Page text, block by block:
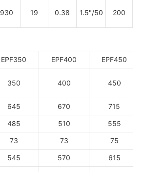
930 19 0.38 1.5"/50 200
EPF350 EPF400 EPF450
350 400 450
645 670 715
485 510 555
73 73 75
545 570 615